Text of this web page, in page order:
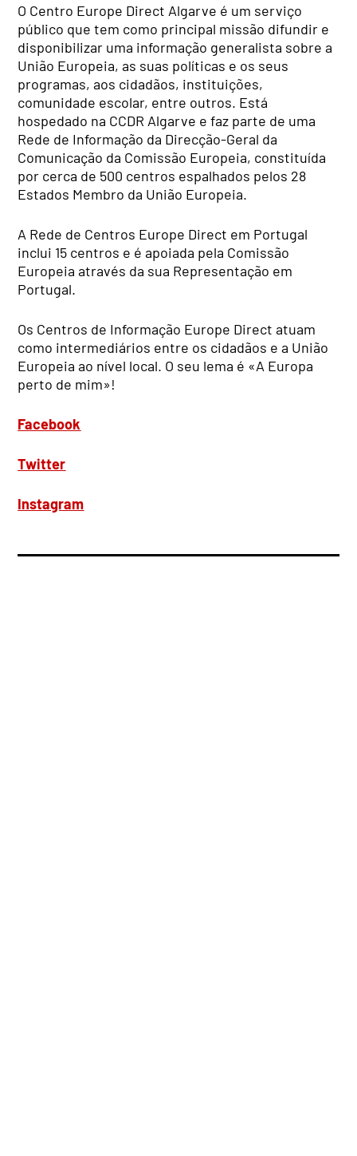
O Centro Europe Direct Algarve é um serviço
público que tem como principal missão difundir e
disponibilizar uma informação generalista sobre a
União Europeia, as suas políticas e os seus
programas, aos cidadãos, instituições,
comunidade escolar, entre outros. Está
hospedado na CCDR Algarve e faz parte de uma
Rede de Informação da Direcção-Geral da
Comunicação da Comissão Europeia, constituída
por cerca de 500 centros espalhados pelos 28
Estados Membro da União Europeia.
A Rede de Centros Europe Direct em Portugal
inclui 15 centros e é apoiada pela Comissão
Europeia através da sua Representação em
Portugal.
Os Centros de Informação Europe Direct atuam
como intermediários entre os cidadãos e a União
Europeia ao nível local. O seu lema é «A Europa
perto de mim»!
Facebook
Twitter
Instagram